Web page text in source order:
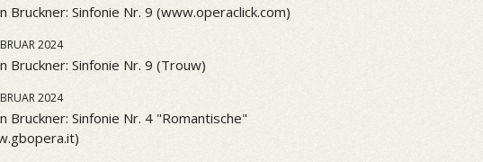
Bruckner: Sinfonie Nr. 9 (www.operaclick.com)
2024
Bruckner: Sinfonie Nr. 9 (Trouw)
2024
Bruckner: Sinfonie Nr. 4 "Romantische"